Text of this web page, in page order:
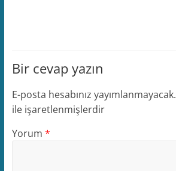
Bir cevap yazın
E-posta hesabınız yayımlanmayacak.
ile işaretlenmişlerdir
Yorum *